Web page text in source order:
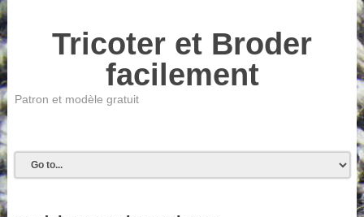
Tricoter et Broder
facilement
Patron et modèle gratuit